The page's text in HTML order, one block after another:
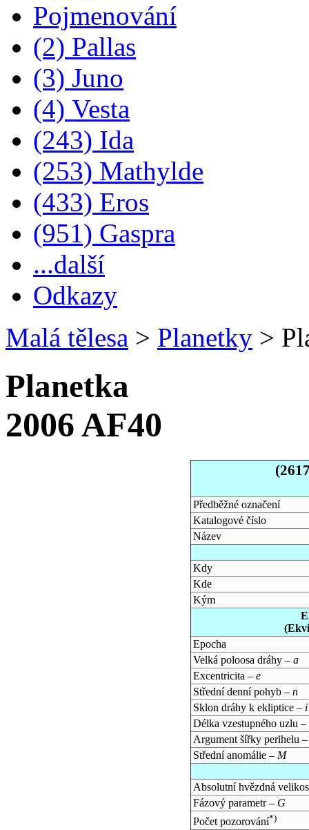
Pojmenování
(2) Pallas
(3) Juno
(4) Vesta
(243) Ida
(253) Mathylde
(433) Eros
(951) Gaspra
...další
Odkazy
Malá tělesa > Planetky >
Planetka
2006 AF40
Předběžné označení
Katalogové číslo
Název
Kdy
Kde
Kým
Epocha
Velká poloosa dráhy – a
Excentricita – e
Střední denní pohyb – n
Sklon dráhy k ekliptice – i
Délka vzestupného uzlu –
Argument šířky perihelu
Střední anomálie – M
Absolutní hvězdná
Fázový parametr – G
Počet pozorování*)